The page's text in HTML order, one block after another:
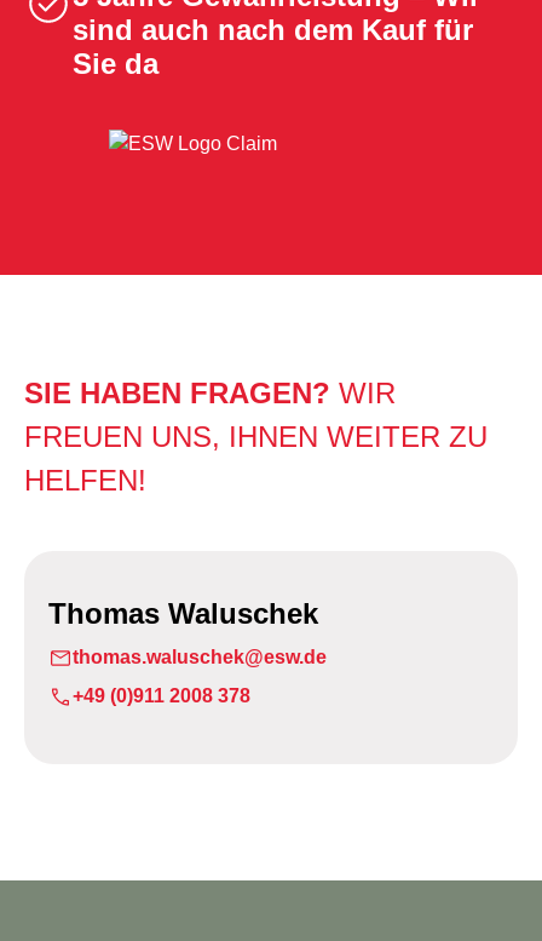
sind auch nach dem Kauf für
Sie da
SIE HABEN FRAGEN? WIR
FREUEN UNS, IHNEN WEITER ZU
HELFEN!
Thomas Waluschek
thomas.waluschek@esw.de
+49 (0)911 2008 378